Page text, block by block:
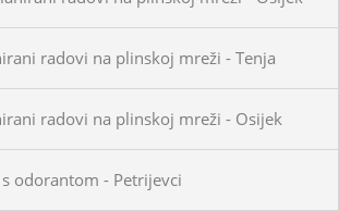
radovi na plinskoj mreži - Tenja
radovi na plinskoj mreži - Osijek
odorantom - Petrijevci